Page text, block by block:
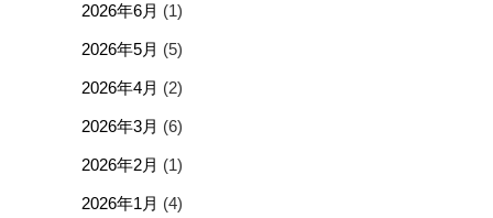
2026年6月 (1)
2026年5月 (5)
2026年4月 (2)
2026年3月 (6)
2026年2月 (1)
2026年1月 (4)